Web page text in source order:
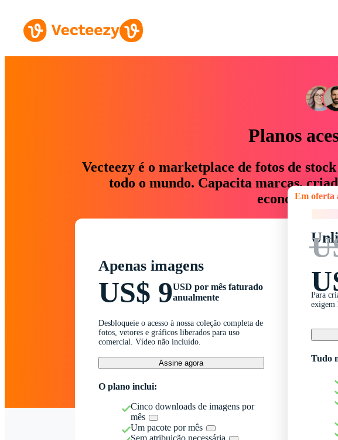
Planos
Vecteezy é o marketplace de fotos de
todo o mundo. Capacita marcas,
economizam
Apenas imagens
US$ 9USD por mês faturado
anualmente
Desbloqueie o acesso à nossa coleção completa de
fotos, vetores e gráficos liberados para uso
comercial. Vídeo não incluído.
Assine agora
O plano inclui:
Cinco downloads de imagens por
mês
Um pacote por mês
Sem atribuição necessária
Em oferta
Para
exigem
Tudo